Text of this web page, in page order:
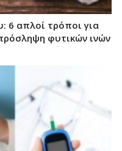
6 απλοί τρόποι για
φυτικών ινών